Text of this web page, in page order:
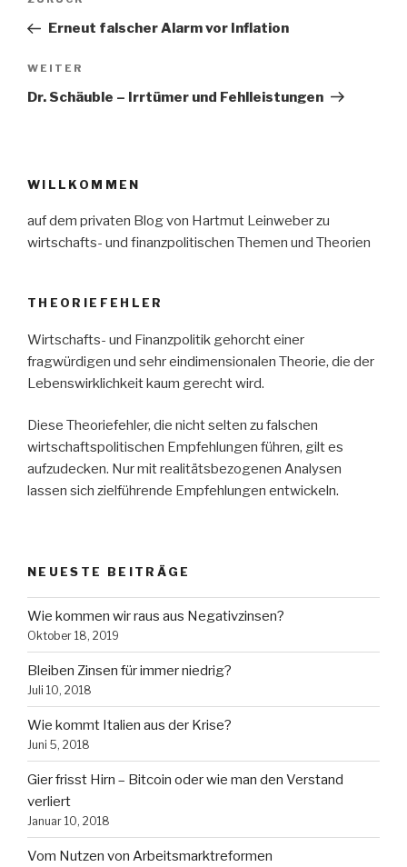
Beitrag
Erneut falscher Alarm vor Inflation
Nächster
Beitrag
WEITER
Dr. Schäuble – Irrtümer und Fehlleistungen
WILLKOMMEN
auf dem privaten Blog von Hartmut Leinweber zu
wirtschafts- und finanzpolitischen Themen und Theorien
THEORIEFEHLER
Wirtschafts- und Finanzpolitik gehorcht einer
fragwürdigen und sehr eindimensionalen Theorie, die der
Lebenswirklichkeit kaum gerecht wird.
Diese Theoriefehler, die nicht selten zu falschen
wirtschaftspolitischen Empfehlungen führen, gilt es
aufzudecken. Nur mit realitätsbezogenen Analysen
lassen sich zielführende Empfehlungen entwickeln.
NEUESTE BEITRÄGE
Wie kommen wir raus aus Negativzinsen?
Oktober 18, 2019
Bleiben Zinsen für immer niedrig?
Juli 10, 2018
Wie kommt Italien aus der Krise?
Juni 5, 2018
Gier frisst Hirn – Bitcoin oder wie man den Verstand
verliert
Januar 10, 2018
Vom Nutzen von Arbeitsmarktreformen